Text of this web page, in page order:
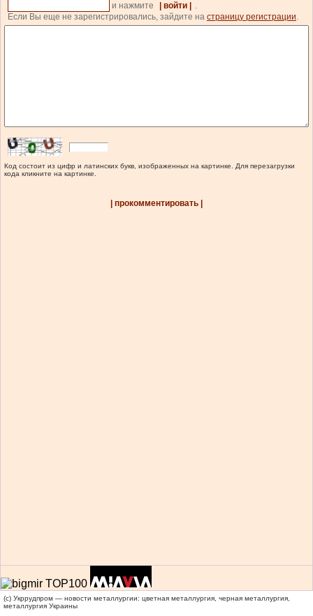
и нажмите
| войти |
.
Если Вы еще не зарегистрировались, зайдите на страницу регистрации.
Код состоит из цифр и латинских букв, изображенных на картинке. Для перезагрузки
кода кликните на картинке.
| прокомментировать |
(c) Укррудпром — новости металлургии: цветная металлургия, черная металлургия,
металлургия Украины